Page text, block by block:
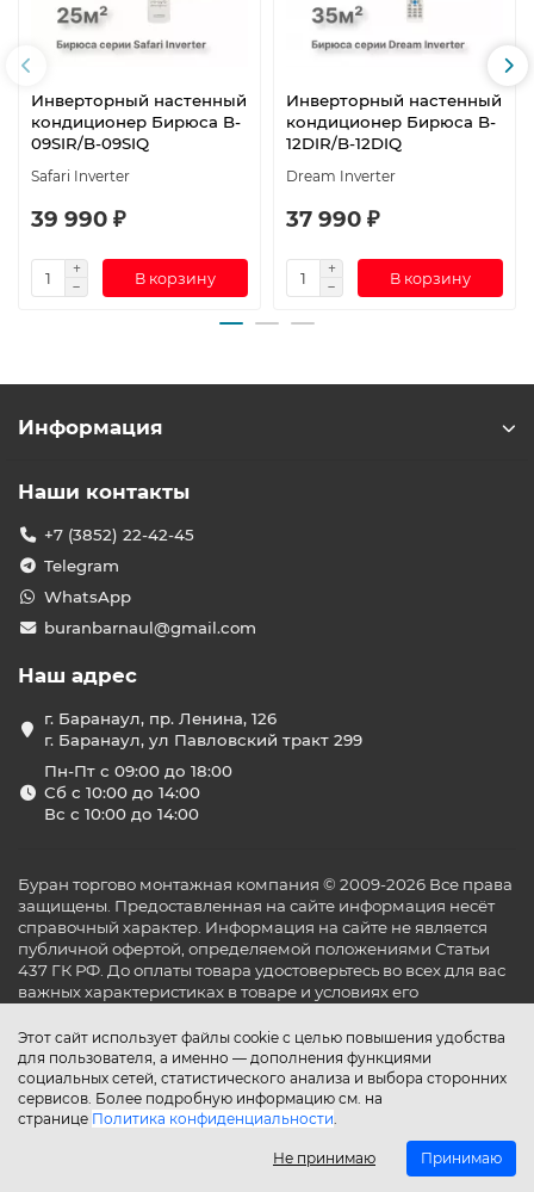
Инверторный настенный
кондиционер Бирюса B-
09SIR/B-09SIQ
Safari Inverter
39 990 ₽
В корзину
Инверторный настенный
кондиционер Бирюса B-
12DIR/B-12DIQ
Dream Inverter
37 990 ₽
В корзину
Этот сайт использует файлы cookie с целью повышения удобства
для пользователя, а именно — дополнения функциями
социальных сетей, статистического анализа и выбора сторонних
сервисов. Более подробную информацию см. на
странице Политика конфиденциальности.
Не принимаю Принимаю
Информация
Наши контакты
+7 (3852) 22-42-45
Telegram
WhatsApp
buranbarnaul@gmail.com
Наш адрес
г. Баранаул, пр. Ленина, 126
г. Баранаул, ул Павловский тракт 299
Пн-Пт с 09:00 до 18:00
Сб с 10:00 до 14:00
Вс с 10:00 до 14:00
Буран торгово монтажная компания © 2009-2026 Все права
защищены. Предоставленная на сайте информация несёт
справочный характер. Информация на сайте не является
публичной офертой, определяемой положениями Статьи
437 ГК РФ. До оплаты товара удостоверьтесь во всех для вас
важных характеристиках в товаре и условиях его